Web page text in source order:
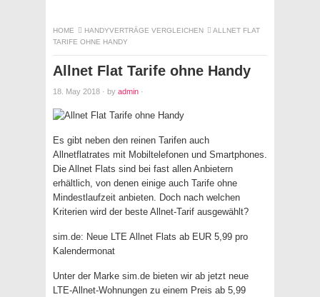
HOME HANDYVERTRÄGE VERGLEICHEN
ALLNET FLAT
TARIFE OHNE HANDY
Allnet Flat Tarife ohne Handy
18. May 2018 · by admin ·
Es gibt neben den reinen Tarifen auch
Allnetflatrates mit Mobiltelefonen und Smartphones.
Die Allnet Flats sind bei fast allen Anbietern
erhältlich, von denen einige auch Tarife ohne
Mindestlaufzeit anbieten. Doch nach welchen
Kriterien wird der beste Allnet-Tarif ausgewählt?
sim.de: Neue LTE Allnet Flats ab EUR 5,99 pro
Kalendermonat
Unter der Marke sim.de bieten wir ab jetzt neue
LTE-Allnet-Wohnungen zu einem Preis ab 5,99